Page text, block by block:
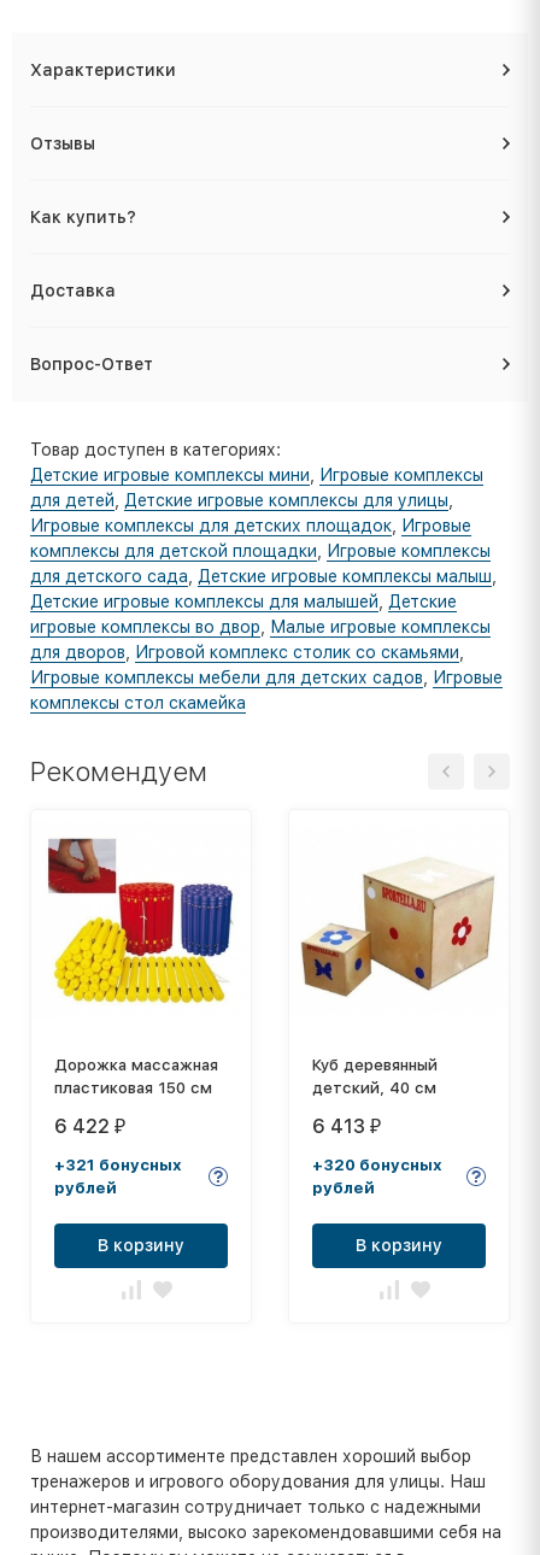
Характеристики
Отзывы
Как купить?
Доставка
Вопрос-Ответ
Товар доступен в категориях:
Детские игровые комплексы мини
Игровые комплексы
для детей
Детские игровые комплексы для улицы
Игровые комплексы для детских площадок
Игровые
комплексы для детской площадки
Игровые комплексы
для детского сада
Детские игровые комплексы малыш
Детские игровые комплексы для малышей
Детские
игровые комплексы во двор
Малые игровые комплексы
для дворов
Игровой комплекс столик со скамьями
Игровые комплексы мебели для детских садов
Игровые
комплексы стол скамейка
Рекомендуем
Дорожка массажная
пластиковая 150 см
6 422 ₽
+321 бонусных
рублей
В корзину
Куб деревянный
детский, 40 см
6 413 ₽
+320 бонусных
рублей
В корзину
В нашем ассортименте представлен хороший выбор
тренажеров и игрового оборудования для улицы. Наш
интернет-магазин сотрудничает только с надежными
производителями, высоко зарекомендовавшими себя на